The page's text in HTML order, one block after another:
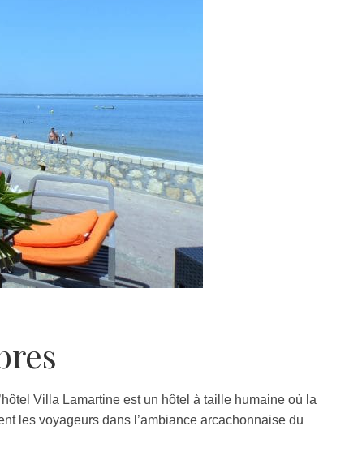
Villa Lamartine est un hôtel à taille humaine où la
les voyageurs dans l’ambiance arcachonnaise du